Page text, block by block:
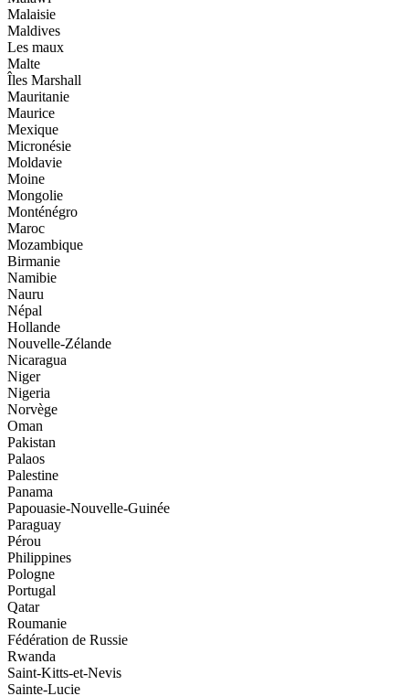
Malaisie
Maldives
Les maux
Malte
Îles Marshall
Mauritanie
Maurice
Mexique
Micronésie
Moldavie
Moine
Mongolie
Monténégro
Maroc
Mozambique
Birmanie
Namibie
Nauru
Népal
Hollande
Nouvelle-Zélande
Nicaragua
Niger
Nigeria
Norvège
Oman
Pakistan
Palaos
Palestine
Panama
Papouasie-Nouvelle-Guinée
Paraguay
Pérou
Philippines
Pologne
Portugal
Qatar
Roumanie
Fédération de Russie
Rwanda
Saint-Kitts-et-Nevis
Sainte-Lucie